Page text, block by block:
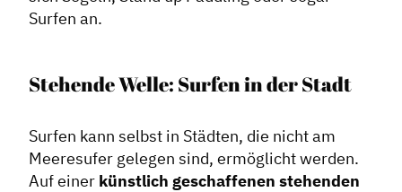
Surfen an.
Stehende Welle: Surfen in der Stadt
Surfen kann selbst in Städten, die nicht am
Meeresufer gelegen sind, ermöglicht werden.
Auf einer künstlich geschaffenen stehenden